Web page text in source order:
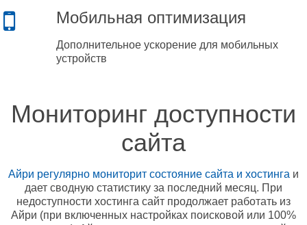
Мобильная оптимизация
Дополнительное ускорение для мобильных
устройств
Мониторинг доступности
сайта
Айри регулярно мониторит состояние сайта и хостинга и
дает сводную статистику за последний месяц. При
недоступности хостинга сайт продолжает работать из
Айри (при включенных настройках поисковой или 100%